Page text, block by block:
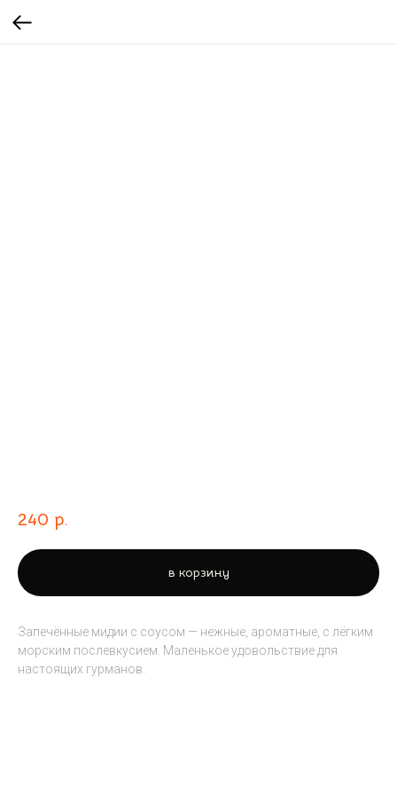
240 р.
в корзину
Запечённые мидии с соусом — нежные, ароматные, с лёгким
морским послевкусием. Маленькое удовольствие для
настоящих гурманов.